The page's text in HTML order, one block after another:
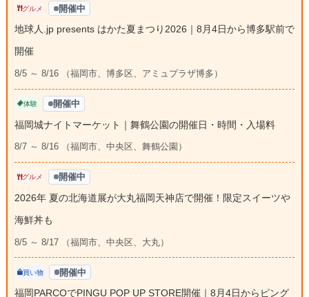
グルメ 開催中
地球人.jp presents はかた夏まつり2026｜8月4日から博多駅前で
開催
8/5 ～ 8/16 （福岡市、博多区、アミュプラザ博多）
体験 開催中
福岡城ナイトマーケット｜舞鶴公園の開催日・時間・入場料
8/7 ～ 8/16 （福岡市、中央区、舞鶴公園）
グルメ 開催中
2026年 夏の北海道展が大丸福岡天神店で開催！限定スイーツや
海鮮丼も
8/5 ～ 8/17 （福岡市、中央区、大丸）
買い物 開催中
福岡PARCOでPINGU POP UP STORE開催｜8月4日からピング